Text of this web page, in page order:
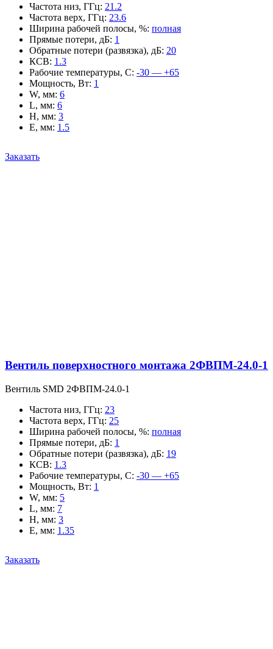
Частота низ, ГГц: 21.2
Частота верх, ГГц: 23.6
Ширина рабочей полосы, %: полная
Прямые потери, дБ: 1
Обратные потери (развязка), дБ: 20
КСВ: 1.3
Рабочие температуры, С: -30 — +65
Мощность, Вт: 1
W, мм: 6
L, мм: 6
H, мм: 3
E, мм: 1.5
Заказать
Вентиль поверхностного монтажа 2ФВПМ-24.0-1
Вентиль SMD 2ФВПМ-24.0-1
Частота низ, ГГц: 23
Частота верх, ГГц: 25
Ширина рабочей полосы, %: полная
Прямые потери, дБ: 1
Обратные потери (развязка), дБ: 19
КСВ: 1.3
Рабочие температуры, С: -30 — +65
Мощность, Вт: 1
W, мм: 5
L, мм: 7
H, мм: 3
E, мм: 1.35
Заказать